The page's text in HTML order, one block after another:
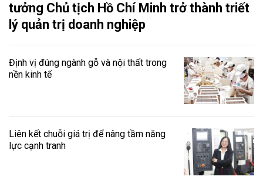
tưởng Chủ tịch Hồ Chí Minh trở thành triết
lý quản trị doanh nghiệp
Định vị đúng ngành gỗ và nội thất trong
nền kinh tế
Liên kết chuỗi giá trị để nâng tầm năng
lực cạnh tranh